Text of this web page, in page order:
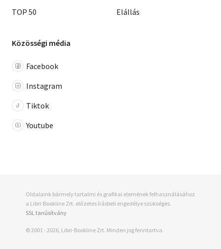
TOP 50
Elállás
Közösségi média
Facebook
Instagram
Tiktok
Youtube
Oldalaink bármely tartalmi és grafikai elemének felhasználásához
a Libri-Bookline Zrt. előzetes írásbeli engedélye szükséges.
SSL tanúsítvány
© 2001 - 2026, Libri-Bookline Zrt. Minden jog fenntartva.